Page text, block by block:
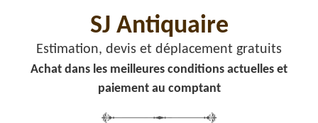
SJ Antiquaire
Estimation, devis et déplacement gratuits
Achat dans les meilleures conditions actuelles et
paiement au comptant